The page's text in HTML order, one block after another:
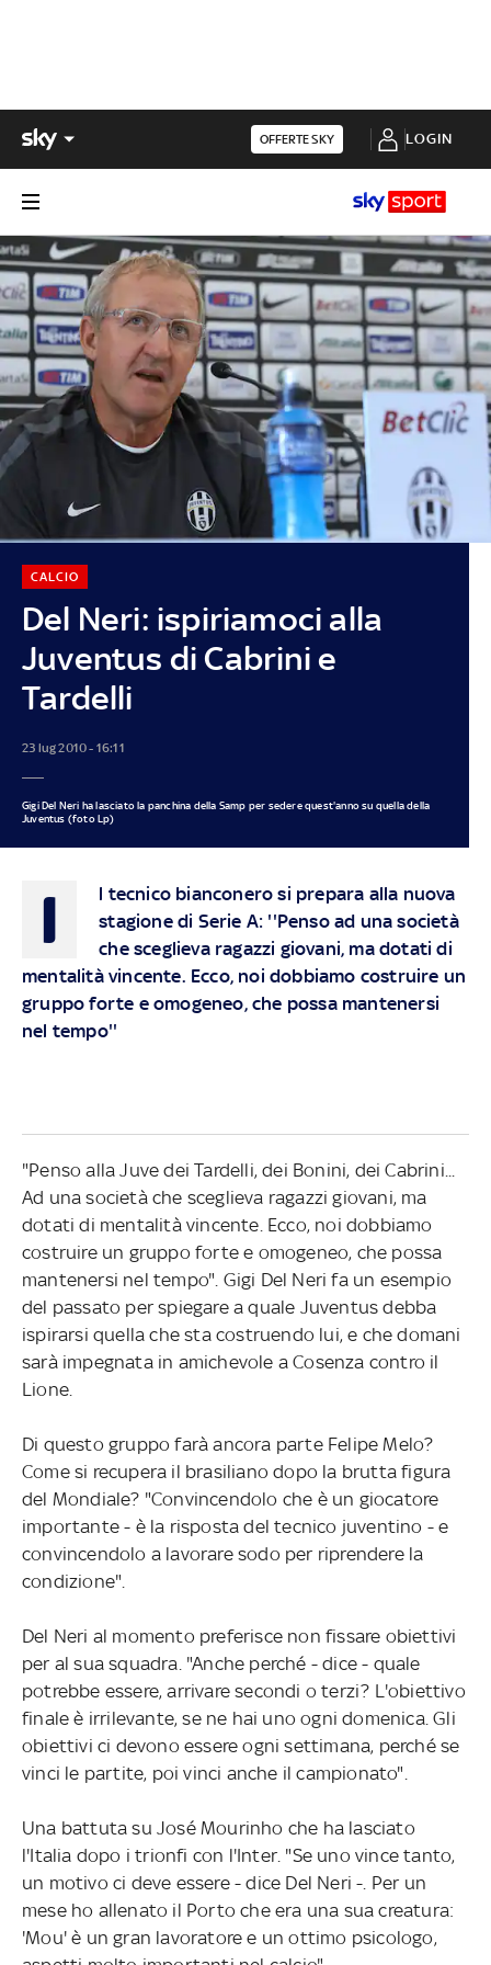
OFFERTE SKY LOGIN
Del Neri: ispiriamoci alla
Juventus di Cabrini e
Tardelli
CALCIO
23 lug 2010 - 16:11
Gigi Del Neri ha lasciato la panchina della Samp per sedere quest'anno su quella della
Juventus (foto Lp)
I
l tecnico bianconero si prepara alla nuova
stagione di Serie A: ''Penso ad una società
che sceglieva ragazzi giovani, ma dotati di
mentalità vincente. Ecco, noi dobbiamo costruire un
gruppo forte e omogeneo, che possa mantenersi
nel tempo''
"Penso alla Juve dei Tardelli, dei Bonini, dei Cabrini...
Ad una società che sceglieva ragazzi giovani, ma
dotati di mentalità vincente. Ecco, noi dobbiamo
costruire un gruppo forte e omogeneo, che possa
mantenersi nel tempo". Gigi Del Neri fa un esempio
del passato per spiegare a quale Juventus debba
ispirarsi quella che sta costruendo lui, e che domani
sarà impegnata in amichevole a Cosenza contro il
Lione.
Di questo gruppo farà ancora parte Felipe Melo?
Come si recupera il brasiliano dopo la brutta figura
del Mondiale? "Convincendolo che è un giocatore
importante - è la risposta del tecnico juventino - e
convincendolo a lavorare sodo per riprendere la
condizione".
Del Neri al momento preferisce non fissare obiettivi
per al sua squadra. "Anche perché - dice - quale
potrebbe essere, arrivare secondi o terzi? L'obiettivo
finale è irrilevante, se ne hai uno ogni domenica. Gli
obiettivi ci devono essere ogni settimana, perché se
vinci le partite, poi vinci anche il campionato".
Una battuta su José Mourinho che ha lasciato
l'Italia dopo i trionfi con l'Inter. "Se uno vince tanto,
un motivo ci deve essere - dice Del Neri -. Per un
mese ho allenato il Porto che era una sua creatura:
'Mou' è un gran lavoratore e un ottimo psicologo,